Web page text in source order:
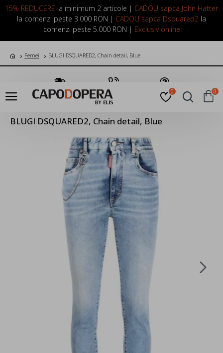
15% REDUCERE la minimum 2 articole | CADOU sapca John Hatter
la comenzi peste 3.000 RON | CADOU sapca Dsquared2 la
comenzi peste 5.000 RON | Exclusiv online
LOGIN INREGISTRARE
0 0
Femei BLUGI DSQUARED2, Chain detail, Blue
Transport Gratuit Suna Acum Pune o Intrebare
BLUGI DSQUARED2, Chain detail, Blue